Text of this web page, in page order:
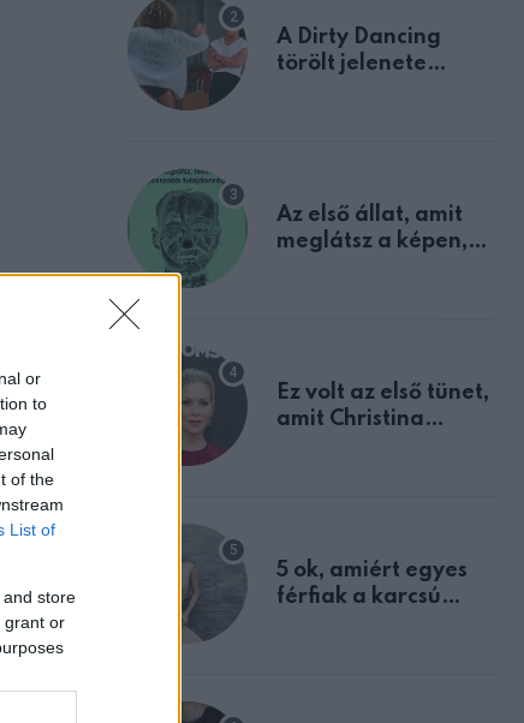
or
to
of the
List of
store
grant or
A Dirty Dancing
törölt jelenete
Az első állat, amit
meglátsz a képen,
Ez volt az első tünet,
amit Christina
5 ok, amiért egyes
férfiak a karcsú